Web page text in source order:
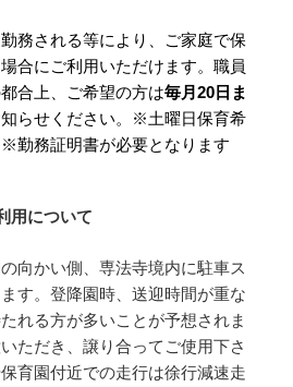
務される等により、ご家庭で保
合にご利用いただけます。職員
合上、ご希望の方は毎月20日ま
らせください。※土曜日保育希
務証明書が必要となります
用について
向かい側、専法寺境内に駐車ス
す。登降園時、送迎時間が重な
れる方が多いことが予想されま
ただき、譲り合ってご使用下さ
育園付近での走行は徐行減速走